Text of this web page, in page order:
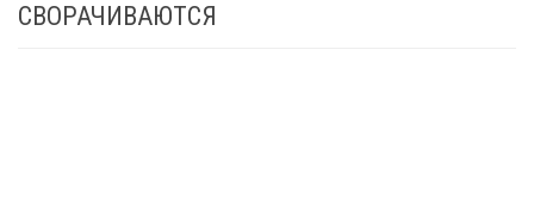
СВОРАЧИВАЮТСЯ